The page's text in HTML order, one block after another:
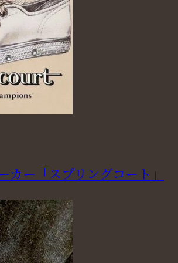
カー「スプリングコート」